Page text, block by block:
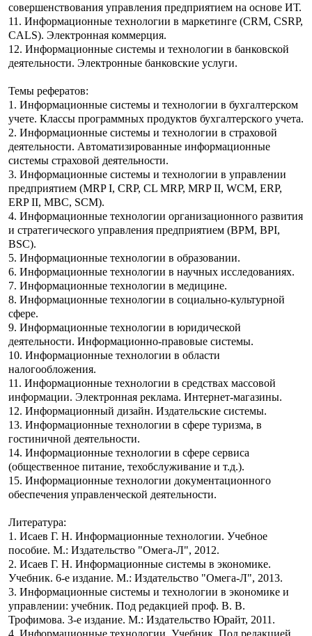
совершенствования управления предприятием на основе ИТ.
11. Информационные технологии в маркетинге (CRM, CSRP,
CALS). Электронная коммерция.
12. Информационные системы и технологии в банковской
деятельности. Электронные банковские услуги.
Темы рефератов:
1. Информационные системы и технологии в бухгалтерском
учете. Классы программных продуктов бухгалтерского учета.
2. Информационные системы и технологии в страховой
деятельности. Автоматизированные информационные
системы страховой деятельности.
3. Информационные системы и технологии в управлении
предприятием (MRP I, CRP, CL MRP, MRP II, WCM, ERP,
ERP II, MBC, SCM).
4. Информационные технологии организационного развития
и стратегического управления предприятием (BPM, BPI,
BSC).
5. Информационные технологии в образовании.
6. Информационные технологии в научных исследованиях.
7. Информационные технологии в медицине.
8. Информационные технологии в социально-культурной
сфере.
9. Информационные технологии в юридической
деятельности. Информационно-правовые системы.
10. Информационные технологии в области
налогообложения.
11. Информационные технологии в средствах массовой
информации. Электронная реклама. Интернет-магазины.
12. Информационный дизайн. Издательские системы.
13. Информационные технологии в сфере туризма, в
гостиничной деятельности.
14. Информационные технологии в сфере сервиса
(общественное питание, техобслуживание и т.д.).
15. Информационные технологии документационного
обеспечения управленческой деятельности.
Литература:
1. Исаев Г. Н. Информационные технологии. Учебное
пособие. М.: Издательство "Омега-Л", 2012.
2. Исаев Г. Н. Информационные системы в экономике.
Учебник. 6-е издание. М.: Издательство "Омега-Л", 2013.
3. Информационные системы и технологии в экономике и
управлении: учебник. Под редакцией проф. В. В.
Трофимова. 3-е издание. М.: Издательство Юрайт, 2011.
4. Информационные технологии. Учебник. Под редакцией